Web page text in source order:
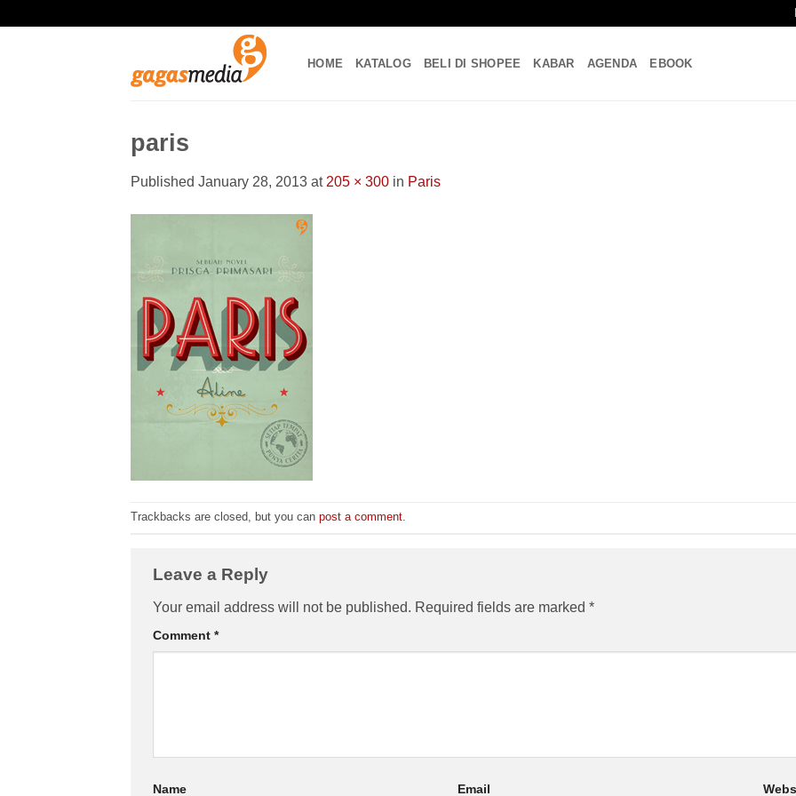
HOME KATALOG BELI DI SHOPEE KABAR AGENDA EBOOK
paris
Published January 28, 2013 at 205 × 300 in Paris
Trackbacks are closed, but you can post a comment
Leave a Reply
Your email address will not be published. Required fields are marked *
Comment *
Name Email